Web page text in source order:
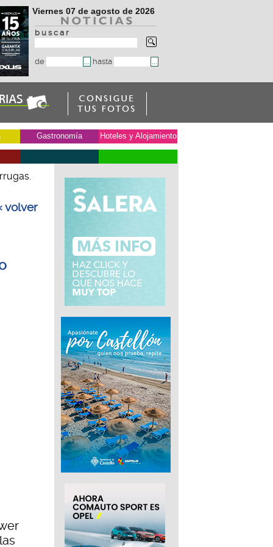
Viernes 07 de agosto de 2026
b u s c a r
de hasta
Gastronomía Hoteles y Alojamiento
volver